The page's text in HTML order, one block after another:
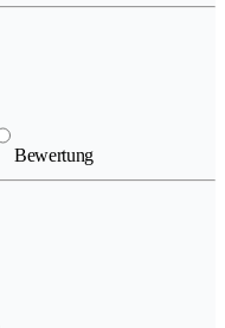
Bewertung